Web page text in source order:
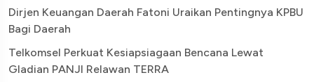
Dirjen Keuangan Daerah Fatoni Uraikan Pentingnya KPBU
Bagi Daerah
Telkomsel Perkuat Kesiapsiagaan Bencana Lewat
Gladian PANJI Relawan TERRA